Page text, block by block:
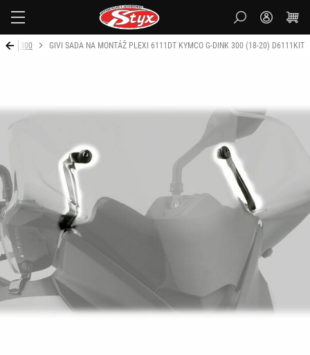
Dink 300 GIVI SADA NA MONTÁŽ PLEXI 6111DT KYMCO G-DINK 300 (18-20) D6111KIT